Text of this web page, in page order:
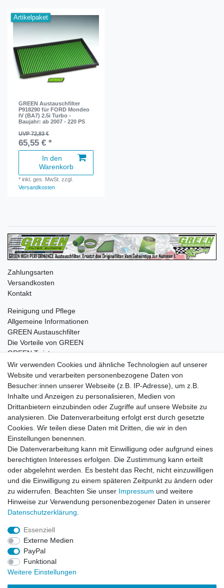
Artikelpaket
GREEN Austauschfilter
P918290 für FORD Mondeo
IV (BA7) 2.5i Turbo -
Baujahr: ab 2007 - 220 PS
UVP 72,83 €
65,55 € *
In den
Warenkorb
*inkl. ges. MwSt. zzgl.
Versandkosten
Zahlungsarten
Versandkosten
Kontakt
Reinigung und Pflege
Allgemeine Informationen
GREEN Austauschfilter
Die Vorteile von GREEN
GREEN Twister
Impressum Daten­schutz­erklärung AGB
Barrierefreiheitserklärung Widerrufs­recht
Vertrag widerrufen Kontakt
© Copyright 2026 | Alle Rechte vorbehalten.
Wir verwenden Cookies und ähnliche Technologien auf unserer
Website und verarbeiten personenbezogene Daten von
Besucher:innen unserer Webseite (z.B. IP-Adresse), um z.B.
Inhalte und Anzeigen zu personalisieren, Medien von
Drittanbietern einzubinden oder Zugriffe auf unsere Website zu
analysieren. Die Datenverarbeitung erfolgt erst durch gesetzte
Cookies. Wir teilen diese Daten mit Dritten, die wir in den
Einstellungen benennen.
Die Datenverarbeitung kann mit Einwilligung oder aufgrund eines
berechtigten Interesses erfolgen. Die Zustimmung kann erteilt
oder abgelehnt werden. Es besteht das Recht, nicht einzuwilligen
und die Einwilligung zu einem späteren Zeitpunkt zu ändern oder
zu widerrufen. Beachten Sie unser Impressum und weitere
Hinweise zur Verwendung personenbezogener Daten in unserer
Daten­schutz­erklärung
Essenziell
Externe Medien
PayPal
Funktional
Weitere Einstellungen